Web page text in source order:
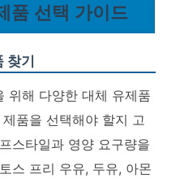
품 선택 가이드
찾기
위해 다양한 대체 유제품
품을 선택해야 할지 고
스타일과 영양 요구량을
스 프리 우유, 두유, 아몬